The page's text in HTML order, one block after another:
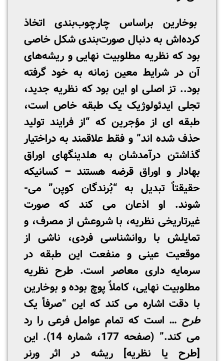
بوخارین براساس چارچوب‌بندی اتخاذ
کرده‌اش به دنبال صورت‌بندی شکل خاصی
بود که نظریه مطلوبیت نهایی و ریشه‌های
آن در شرایط معین زمانه به خود گرفته
بود.. تز اصلی او این بود که نظریه جدید،
تجلی ایدئولوژیک یک طبقه خاص است،
طبقه ­ای از مؤجرین که “از فرایند تولید
حذف شده ­اند” و فقط علاقمند به دراختیار
گذاشتن درآمدشان به هلدینگهای اوراق
بهادار و اوراق قرضه هستند – کسانیکه
حقیقتاً تبدیل به “بُرندگان کوپن” می­
شوند. او اذعان می­ کند که صورت
غیرتاریخی نظریه، با شروعش از مصرف، و
تمایلش با روانشناسی فردی، ناشی از
موقعیت عینی و منفعت این طبقه در
سرمایه داری معاصر است. طرح نظریه
مطلوبیت نهایی، کاملاً پوچ بوده و بوخارین
با دقت اشاره می­ کند که این “صرفاً یک
طرح … است که تمام عوامل فرعی را رد
می­ کند.” (صفحه 177، شماره 14). این
[طرح یا نظریه] ریشه در اثر ورنر